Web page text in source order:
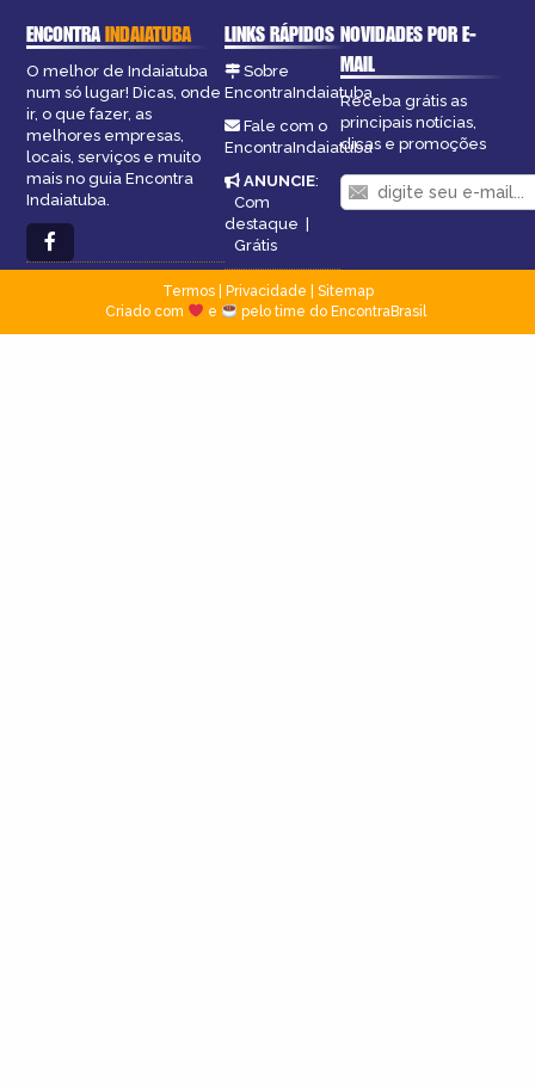
ENCONTRAINDAIATUBA
O melhor de Indaiatuba
num só lugar! Dicas, onde
ir, o que fazer, as
melhores empresas,
locais, serviços e muito
mais no guia Encontra
Indaiatuba.
LINKS RÁPIDOS
Sobre
EncontraIndaiatuba
Fale com o
EncontraIndaiatuba
ANUNCIE:
Com
destaque |
Grátis
NOVIDADES POR E-
MAIL
Receba grátis as
principais notícias,
dicas e promoções
Termos| Privacidade
Sitemap
Criado com
e pelo time do EncontraBrasil